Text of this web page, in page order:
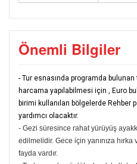
Önemli Bilgiler
- Tur esnasında programda
harcama yapılabilmesi için , Euro
birimi kullanılan bölgelerde Rehber
yardımcı olacaktır.
- Gezi süresince rahat yürüyüş
edilmelidir. Gece için yanınıza hırka
fayda vardır.